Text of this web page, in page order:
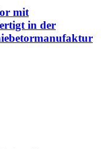
mit
in der